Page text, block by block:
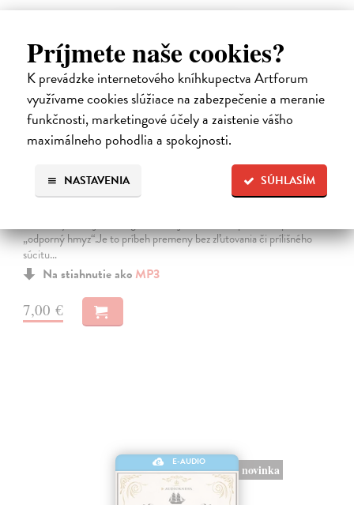
Príjmete naše cookies?
K prevádzke internetového kníhkupectva Artforum
využívame cookies slúžiace na zabezpečenie a meranie
funkčnosti, marketingové účely a zaistenie vášho
maximálneho pohodlia a spokojnosti.
SÚHLASÍM
NASTAVENIA
Premena
„odporný hmyz“.Je to príbeh premeny bez zľutovania či prílišného
súcitu…
Na stiahnutie ako MP3
7,00 €
E-AUDIO
novinka